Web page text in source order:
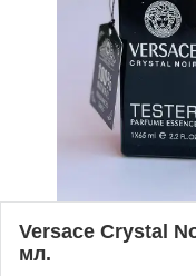
Versace Crystal
мл.